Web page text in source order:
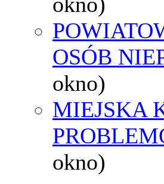
OSÓB
okno)
MIEJSKA
okno)